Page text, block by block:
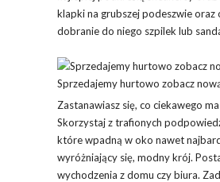
klapki na grubszej podeszwie oraz
dobranie do niego szpilek lub
Sprzedajemy hurtowo zobacz
Zastanawiasz się, co ciekawego
Skorzystaj z trafionych
które wpadną w oko nawet
wyróżniający się, modny krój.
wychodzenia z domu czy biura.